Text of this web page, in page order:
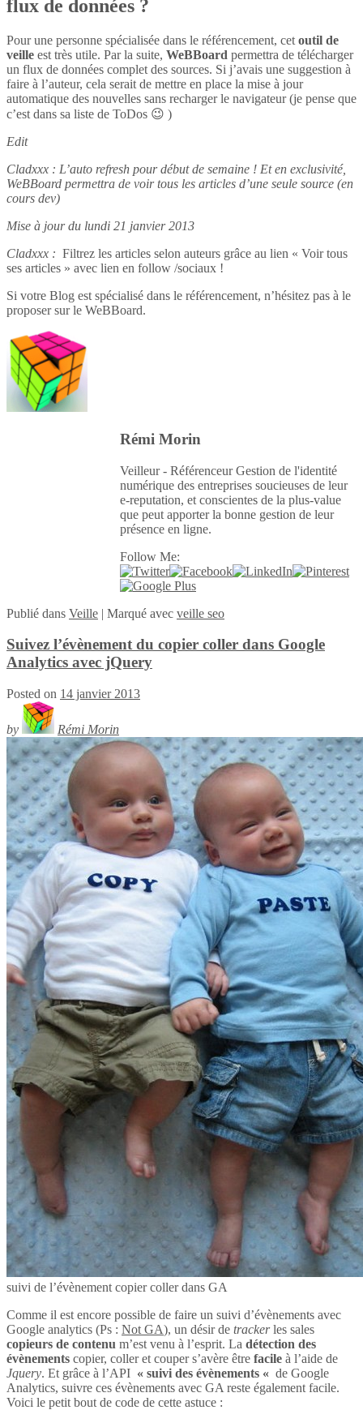
flux de données ?
Pour une personne spécialisée dans le référencement, cet outil de
veille est très utile. Par la suite, WeBBoard permettra de télécharger
un flux de données complet des sources. Si j’avais une suggestion à
faire à l’auteur, cela serait de mettre en place la mise à jour
automatique des nouvelles sans recharger le navigateur (je pense que
c’est dans sa liste de ToDos 😉 )
Edit
Cladxxx : L’auto refresh pour début de semaine ! Et en exclusivité,
WeBBoard permettra de voir tous les articles d’une seule source (en
cours dev)
Mise à jour du lundi 21 janvier 2013
Cladxxx : Filtrez les articles selon auteurs grâce au lien « Voir tous
ses articles » avec lien en follow /sociaux !
Si votre Blog est spécialisé dans le référencement, n’hésitez pas à le
proposer sur le WeBBoard.
Rémi Morin
Veilleur - Référenceur Gestion de l'identité
numérique des entreprises soucieuses de leur
e-reputation, et conscientes de la plus-value
que peut apporter la bonne gestion de leur
présence en ligne.
Follow Me:
Publié dans Veille | Marqué avec veille seo
Suivez l’évènement du copier coller dans Google
Analytics avec jQuery
Posted on 14 janvier 2013
by Rémi Morin
suivi de l’évènement copier coller dans GA
Comme il est encore possible de faire un suivi d’évènements avec
Google analytics (Ps : Not GA), un désir de trackerles sales
copieurs de contenu m’est venu à l’esprit. La détection des
évènements copier, coller et couper s’avère être facile à l’aide de
Jquery. Et grâce à l’API « suivi des évènements « de Google
Analytics, suivre ces évènements avec GA reste également facile.
Voici le petit bout de code de cette astuce :